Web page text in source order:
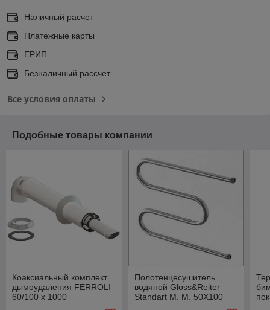
Наличный расчет
Платежные карты
ЕРИП
Безналичный рассчет
Все условия оплаты
Подобные товары компании
Коаксиальный комплект
дымоудаления FERROLI
60/100 х 1000
Полотенцесушитель
водяной Gloss&Reiter
Standart M. М. 50Х100